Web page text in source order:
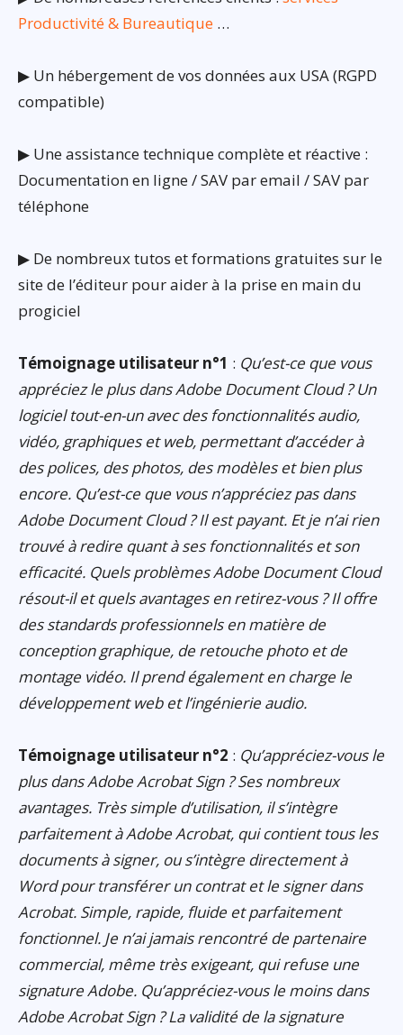
Productivité & Bureautique …
▶ Un hébergement de vos données aux USA (RGPD
compatible)
▶ Une assistance technique complète et réactive :
Documentation en ligne / SAV par email / SAV par
téléphone
▶ De nombreux tutos et formations gratuites sur le
site de l’éditeur pour aider à la prise en main du
progiciel
Témoignage utilisateur n°1 : Qu’est-ce que vous
appréciez le plus dans Adobe Document Cloud ? Un
logiciel tout-en-un avec des fonctionnalités audio,
vidéo, graphiques et web, permettant d’accéder à
des polices, des photos, des modèles et bien plus
encore. Qu’est-ce que vous n’appréciez pas dans
Adobe Document Cloud ? Il est payant. Et je n’ai rien
trouvé à redire quant à ses fonctionnalités et son
efficacité. Quels problèmes Adobe Document Cloud
résout-il et quels avantages en retirez-vous ? Il offre
des standards professionnels en matière de
conception graphique, de retouche photo et de
montage vidéo. Il prend également en charge le
développement web et l’ingénierie audio.
Témoignage utilisateur n°2 : Qu’appréciez-vous le
plus dans Adobe Acrobat Sign ? Ses nombreux
avantages. Très simple d’utilisation, il s’intègre
parfaitement à Adobe Acrobat, qui contient tous les
documents à signer, ou s’intègre directement à
Word pour transférer un contrat et le signer dans
Acrobat. Simple, rapide, fluide et parfaitement
fonctionnel. Je n’ai jamais rencontré de partenaire
commercial, même très exigeant, qui refuse une
signature Adobe. Qu’appréciez-vous le moins dans
Adobe Acrobat Sign ? La validité de la signature